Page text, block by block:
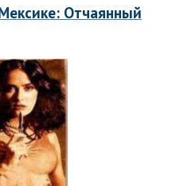
Отчаянный